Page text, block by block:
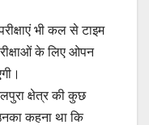
भी कल से टाइम
के लिए ओपन
क्षेत्र की कुछ
कहना था कि